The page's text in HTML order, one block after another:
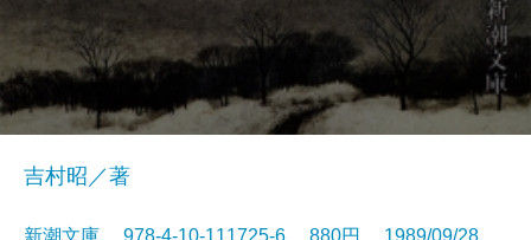
吉村昭／著
新潮文庫 978-4-10-111725-6 880円 1989/09/28